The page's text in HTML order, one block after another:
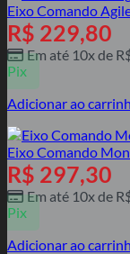
Eixo Comando
R$ 229,80
Em até 10x de
Pix
Adicionar ao
Eixo Comando
R$ 297,30
Em até 10x de
Pix
Adicionar ao